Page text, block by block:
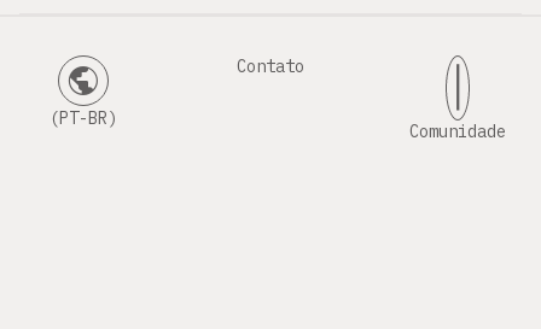
public
(PT-BR)
Contato
Comunidade
Especificação Técnica